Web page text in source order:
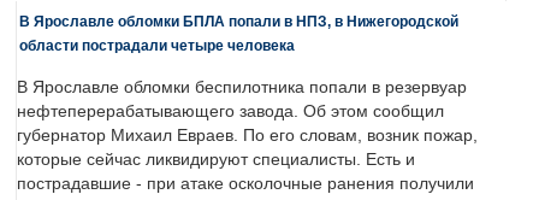
В Ярославле обломки БПЛА попали в НПЗ, в Нижегородской
области пострадали четыре человека
В Ярославле обломки беспилотника попали в резервуар
нефтеперерабатывающего завода. Об этом сообщил
губернатор Михаил Евраев. По его словам, возник пожар,
которые сейчас ликвидируют специалисты. Есть и
пострадавшие - при атаке осколочные ранения получили